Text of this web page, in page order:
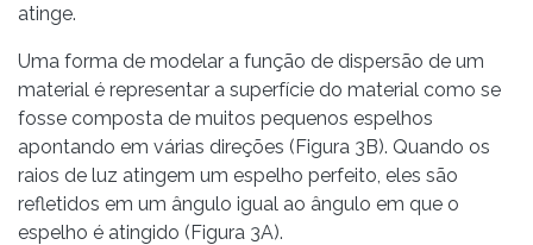
atinge.
Uma forma de modelar a função de dispersão de um
material é representar a superfície do material como se
fosse composta de muitos pequenos espelhos
apontando em várias direções (Figura 3B). Quando os
raios de luz atingem um espelho perfeito, eles são
refletidos em um ângulo igual ao ângulo em que o
espelho é atingido (Figura 3A).